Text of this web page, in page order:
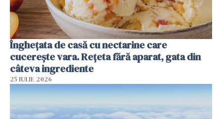
Înghețata de casă cu nectarine care
cucerește vara. Rețeta fără aparat, gata din
câteva ingrediente
25 IULIE 2026